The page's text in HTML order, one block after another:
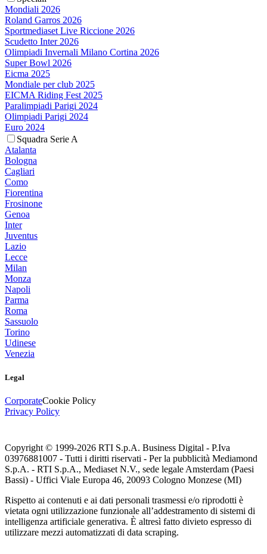
Mondiali 2026
Roland Garros 2026
Sportmediaset Live Riccione 2026
Scudetto Inter 2026
Olimpiadi Invernali Milano Cortina 2026
Super Bowl 2026
Eicma 2025
Mondiale per club 2025
EICMA Riding Fest 2025
Paralimpiadi Parigi 2024
Olimpiadi Parigi 2024
Euro 2024
Squadra Serie A
Atalanta
Bologna
Cagliari
Como
Fiorentina
Frosinone
Genoa
Inter
Juventus
Lazio
Lecce
Milan
Monza
Napoli
Parma
Roma
Sassuolo
Torino
Udinese
Venezia
Legal
CorporateCookie Policy
Privacy Policy
Copyright © 1999-2026 RTI S.p.A. Business Digital - P.Iva
03976881007 - Tutti i diritti riservati - Per la pubblicità Mediamond
S.p.A. - RTI S.p.A., Mediaset N.V., sede legale Amsterdam (Paesi
Bassi) - Uffici Viale Europa 46, 20093 Cologno Monzese (MI)
Rispetto ai contenuti e ai dati personali trasmessi e/o riprodotti è
vietata ogni utilizzazione funzionale all’addestramento di sistemi di
intelligenza artificiale generativa. È altresì fatto divieto espresso di
utilizzare mezzi automatizzati di data scraping.